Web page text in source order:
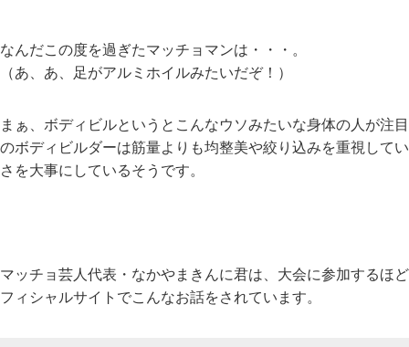
なんだこの度を過ぎたマッチョマンは・・・。
（あ、あ、足がアルミホイルみたいだぞ！）
まぁ、ボディビルというとこんなウソみたいな身体の人が注
のボディビルダーは筋量よりも均整美や絞り込みを重視して
さを大事にしているそうです。
マッチョ芸人代表・なかやまきんに君は、大会に参加するほ
フィシャルサイトでこんなお話をされています。